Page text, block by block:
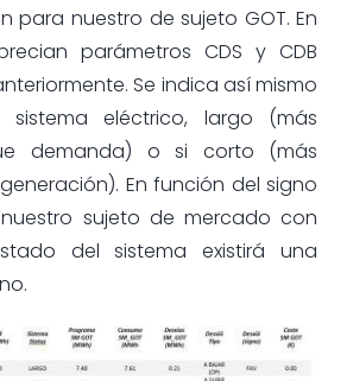
para nuestro de sujeto GOT. En
parámetros CDS y CDB
Se indica así mismo
eléctrico, largo (más
demanda) o si corto (más
En función del signo
sujeto de mercado con
del sistema existirá una